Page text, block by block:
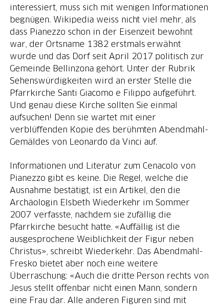
interessiert, muss sich mit wenigen Informationen
begnügen. Wikipedia weiss nicht viel mehr, als
dass Pianezzo schon in der Eisenzeit bewohnt
war, der Ortsname 1382 erstmals erwähnt
wurde und das Dorf seit April 2017 politisch zur
Gemeinde Bellinzona gehört. Unter der Rubrik
Sehenswürdigkeiten wird an erster Stelle die
Pfarrkirche Santi Giacomo e Filippo aufgeführt.
Und genau diese Kirche sollten Sie einmal
aufsuchen! Denn sie wartet mit einer
verblüffenden Kopie des berühmten Abendmahl-
Gemäldes von Leonardo da Vinci auf.
Informationen und Literatur zum Cenacolo von
Pianezzo gibt es keine. Die Regel, welche die
Ausnahme bestätigt, ist ein Artikel, den die
Archäologin Elsbeth Wiederkehr im Sommer
2007 verfasste, nachdem sie zufällig die
Pfarrkirche besucht hatte. «Auffällig ist die
ausgesprochene Weiblichkeit der Figur neben
Christus», schreibt Wiederkehr. Das Abendmahl-
Fresko bietet aber noch eine weitere
Überraschung: «Auch die dritte Person rechts von
Jesus stellt offenbar nicht einen Mann, sondern
eine Frau dar. Alle anderen Figuren sind mit